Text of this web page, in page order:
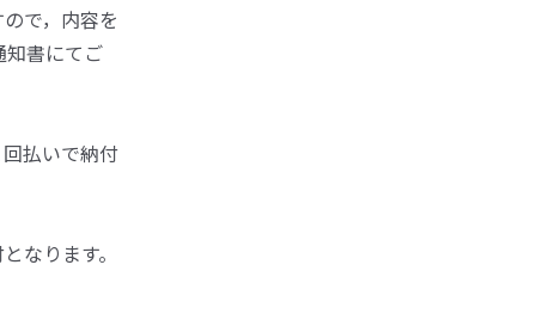
で，内容を
知書にてご
払いで納付
なります。